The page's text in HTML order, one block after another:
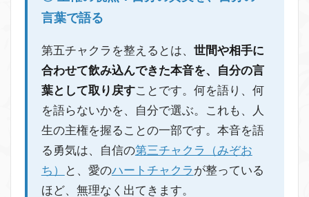
言葉で語る
第五チャクラを整えるとは、 世間や相手に
合わせて飲み込んできた本音を、自分の言
葉として取り戻すことです。何を語り、何
を語らないかを、自分で選ぶ。これも、人
生の主権を握ることの一部です。本音を語
る勇気は、自信の第三チャクラ（みぞお
ち）
と、愛のハートチャクラ が整っている
ほど、無理なく出てきます。